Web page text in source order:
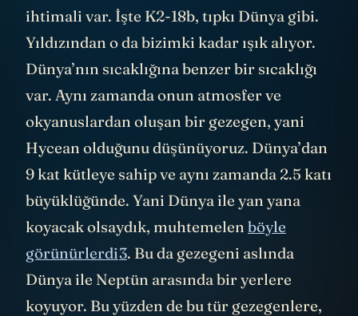
ihtimali var. İşte K2-18b, tıpkı Dünya gibi.
Yıldızından o da bizimki kadar ışık alıyor.
Dünya’nın sıcaklığına benzer bir sıcaklığı
var. Aynı zamanda onun atmosfer ve
okyanuslardan oluşan bir gezegen, yani
Hycean olduğunu düşünüyoruz. Dünya’dan
9 kat kütleye sahip ve aynı zamanda 2.5 katı
büyüklüğünde. Yani Dünya ile yan yana
koyacak olsaydık, muhtemelen böyle
görünürlerdi3. Bu da gezegeni aslında
Dünya ile Neptün arasında bir yerlere
koyuyor. Bu yüzden de bu tür gezegenlere,